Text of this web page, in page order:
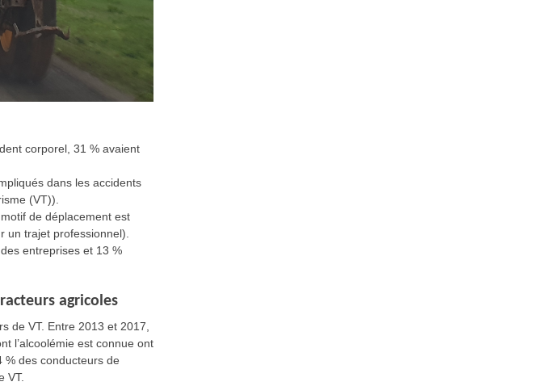
corporel, 31 % avaient
dans les accidents
(VT)).
de déplacement est
un trajet professionnel).
entreprises et 13 %
agricoles
de VT. Entre 2013 et 2017,
l’alcoolémie est connue ont
% des conducteurs de
VT.